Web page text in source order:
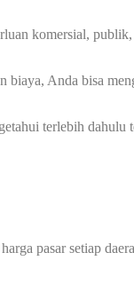
komersial,
Anda bisa
terlebih dahulu
pasar setiap